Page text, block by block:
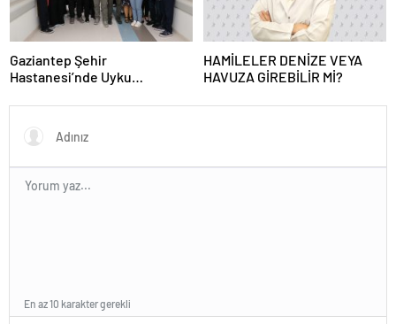
Gaziantep Şehir
Hastanesi’nde Uyku
Hizmete Açıldı
HAMİLELER DENİZE VEYA
HAVUZA GİREBİLİR Mİ?
En az 10 karakter gerekli